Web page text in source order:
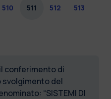
510 511 512 513
conferimento di
svolgimento del
“SISTEMI DI